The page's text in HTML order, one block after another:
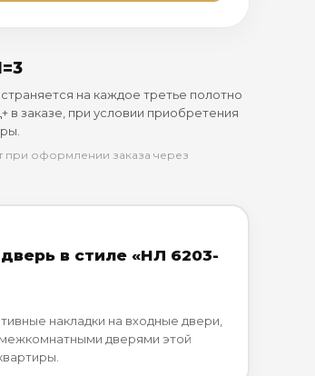
на каждое третье полотно
в заказе, при условии приобретения
при оформлении заказа через
в стиле «НЛ 6203-
накладки на входные двери,
дверями этой